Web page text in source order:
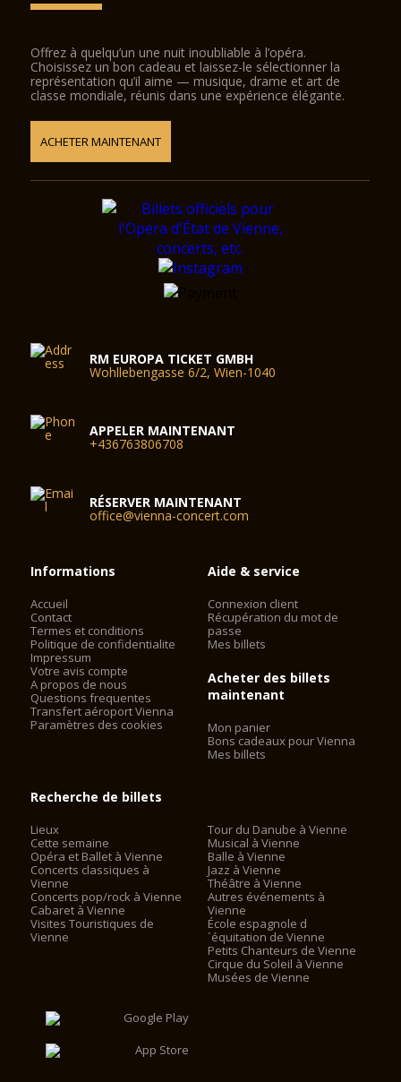
Offrez à quelqu’un une nuit inoubliable à l’opéra.
Choisissez un bon cadeau et laissez-le sélectionner la
représentation qu’il aime — musique, drame et art de
classe mondiale, réunis dans une expérience élégante.
ACHETER MAINTENANT
RM EUROPA TICKET GMBH
Wohllebengasse 6/2, Wien-1040
APPELER MAINTENANT
+436763806708
RÉSERVER MAINTENANT
office@vienna-concert.com
Informations
Accueil
Contact
Termes et conditions
Politique de confidentialite
Impressum
Votre avis compte
A propos de nous
Questions frequentes
Transfert aéroport Vienna
Paramètres des cookies
Aide & service
Connexion client
Récupération du mot de
passe
Mes billets
Acheter des billets
maintenant
Mon panier
Bons cadeaux pour Vienna
Mes billets
Recherche de billets
Lieux
Cette semaine
Opéra et Ballet à Vienne
Concerts classiques à
Vienne
Concerts pop/rock à Vienne
Cabaret à Vienne
Visites Touristiques de
Vienne
Tour du Danube à Vienne
Musical à Vienne
Balle à Vienne
Jazz à Vienne
Théâtre à Vienne
Autres événements à
Vienne
École espagnole d
´équitation de Vienne
Petits Chanteurs de Vienne
Cirque du Soleil à Vienne
Musées de Vienne